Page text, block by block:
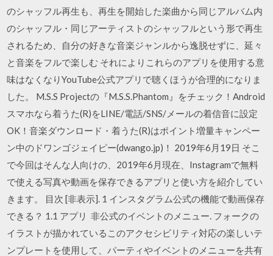
のシャッフル再生も、再生を開始した楽曲から同じアルバム内
のシャッフル・同じアーティストのシャッフルという形で再生
されるため、自分の好きな音楽ジャンルから逸脱せずに、延々
と音楽をフルで楽しむ それによりこれらのアプリを使用する意
味はなくなりYouTube公式アプリで聴くほうが合理的になりま
した。 M.S.S Projectの『M.S.S.Phantom』をチェック！Android
スマホなら着うた(R)をLINE/電話/SNS/メールの着信音に設定
OK！音楽ダウンロード・着うた(R)はポイント増量キャンペー
ン中のドワンゴジェイピー(dwango.jp)！ 2019年6月19日 そこ
で今回はそんな人向けの、2019年6月現在、Instagramで無料
で使える写真や動画を保存できるアプリと使い方を紹介してい
きます。 目次 [非表示]. 1 インスタグラム公式の機能で動画保存
できる？ 1.1 アプリ 非公式のイベントのメニュー. フォークの
イラストが描かれているこのアクセシビリティ対応の楽しいテ
ンプレートを使用して、パーティやイベントのメニューを共有